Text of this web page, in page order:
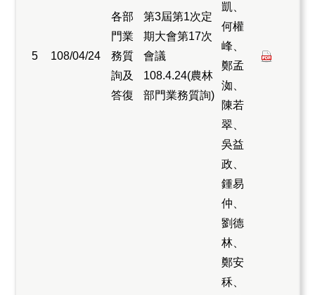
5 108/04/24
各部
門業
務質
詢及
答復
第3屆第1次定
期大會第17次
會議
108.4.24(農林
部門業務質詢)
凱、
何權
峰、
鄭孟
洳、
陳若
翠、
吳益
政、
鍾易
仲、
劉德
林、
鄭安
秝、